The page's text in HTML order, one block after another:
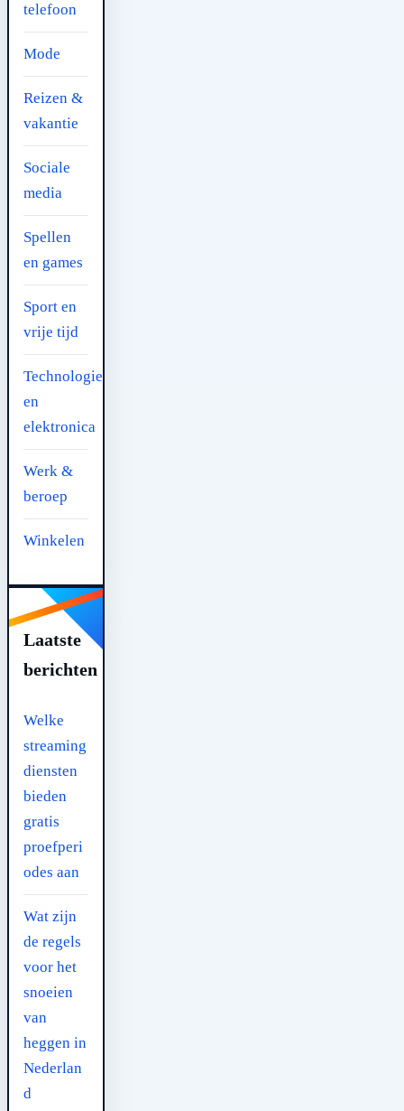
telefoon
Mode
Reizen &
vakantie
Sociale
media
Spellen
en games
Sport en
vrije tijd
Technologie
en
elektronica
Werk &
beroep
Winkelen
Laatste
berichten
Welke
streaming
diensten
bieden
gratis
proefperi
odes aan
Wat zijn
de regels
voor het
snoeien
van
heggen in
Nederlan
d